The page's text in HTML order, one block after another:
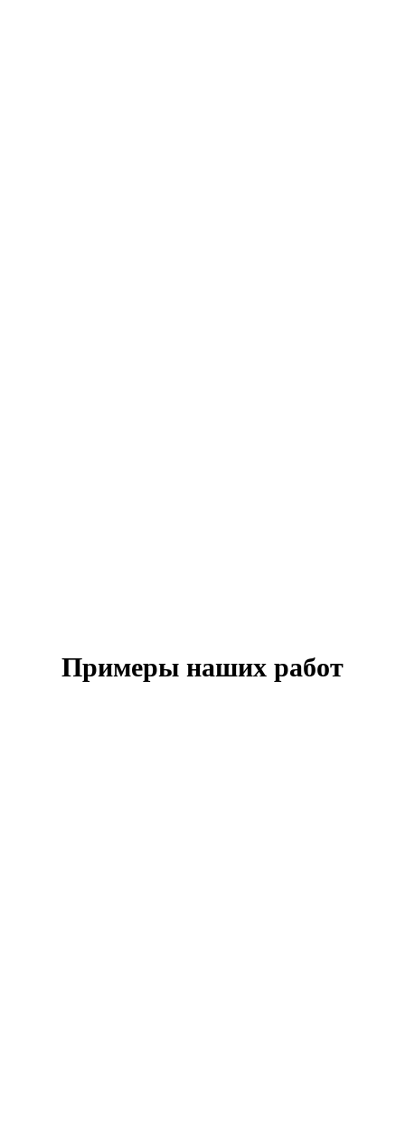
Примеры наших работ